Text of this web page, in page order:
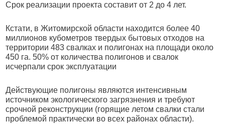
Срок реализации проекта составит от 2 до 4 лет.
Кстати, в Житомирской области находится более 40
миллионов кубометров твердых бытовых отходов на
территории 483 свалках и полигонах на площади около
450 га. 50% от количества полигонов и свалок
исчерпали срок эксплуатации
Действующие полигоны являются интенсивным
источником экологического загрязнения и требуют
срочной реконструкции (горящие летом свалки стали
проблемой практически во всех районах области).